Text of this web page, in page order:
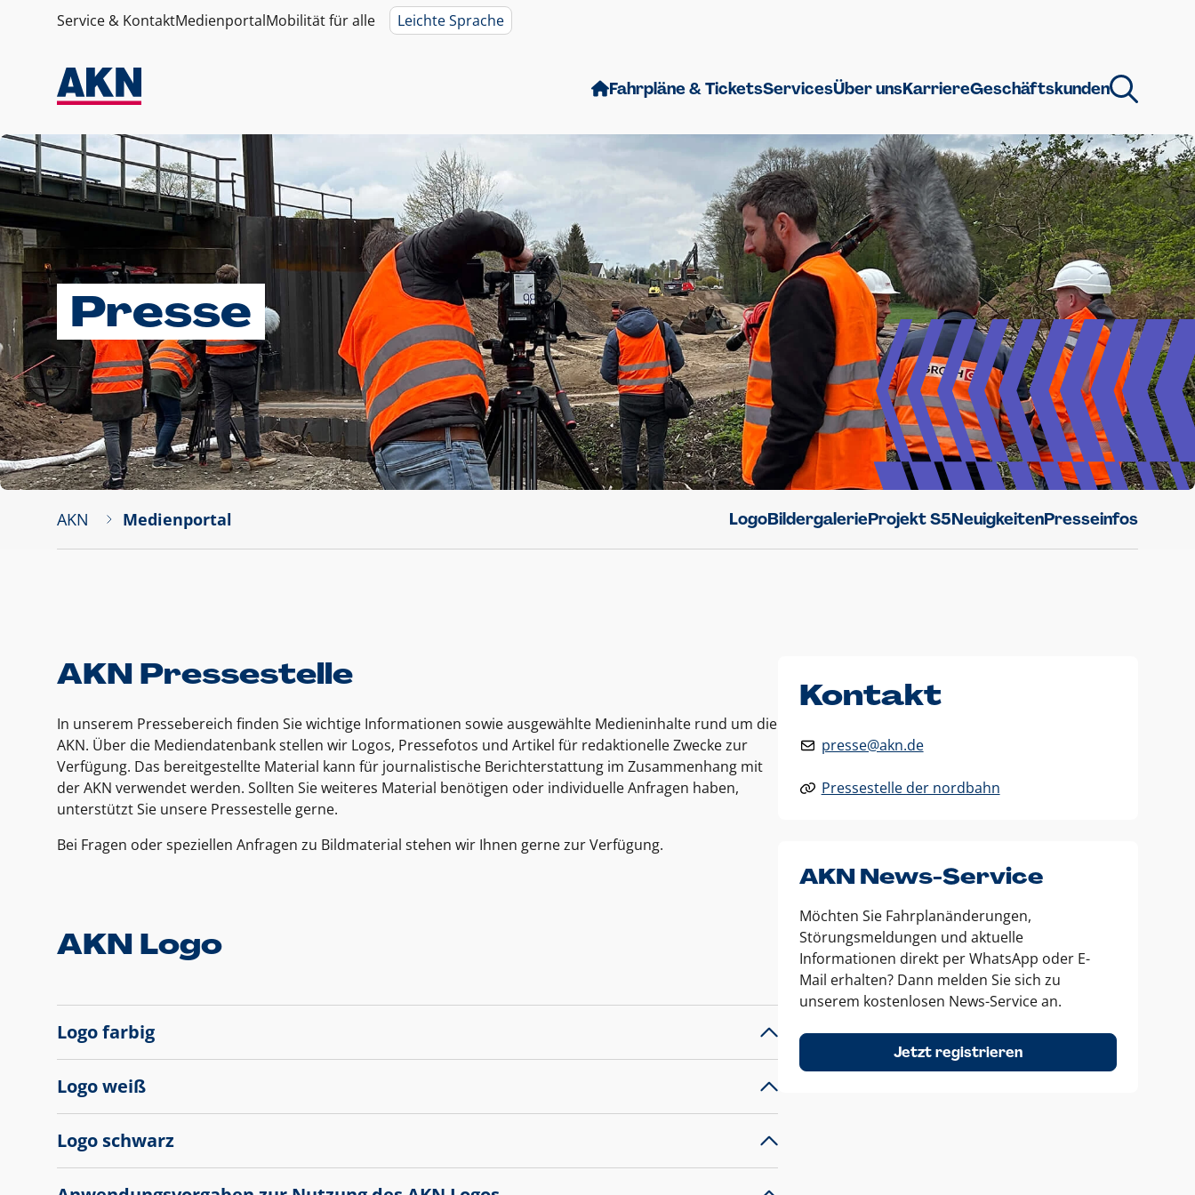
Service & KontaktMedienportalMobilität für alle Leichte Sprache
Fahrpläne & TicketsServicesÜber unsKarriereGeschäftskunden
Presse
AKN Medienportal LogoBildergalerieProjekt S5NeuigkeitenPresseinfos
AKN Pressestelle
In unserem Pressebereich finden Sie wichtige Informationen sowie ausgewählte Medieninhalte rund um die
AKN. Über die Mediendatenbank stellen wir Logos, Pressefotos und Artikel für redaktionelle Zwecke zur
Verfügung. Das bereitgestellte Material kann für journalistische Berichterstattung im Zusammenhang mit
der AKN verwendet werden. Sollten Sie weiteres Material benötigen oder individuelle Anfragen haben,
unterstützt Sie unsere Pressestelle gerne.
Bei Fragen oder speziellen Anfragen zu Bildmaterial stehen wir Ihnen gerne zur Verfügung.
AKN Logo
Logo farbig
Logo weiß
Logo schwarz
Kontakt
presse@akn.de
Pressestelle der nordbahn
AKN News-Service
Möchten Sie Fahrplanänderungen,
Störungsmeldungen und aktuelle
Informationen direkt per WhatsApp oder E-
Mail erhalten? Dann melden Sie sich zu
unserem kostenlosen News-Service an.
Jetzt registrieren